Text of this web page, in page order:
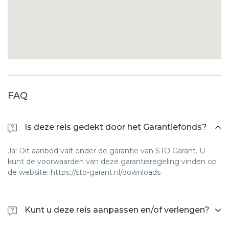
FAQ
Is deze reis gedekt door het Garantiefonds?
Ja! Dit aanbod valt onder de garantie van STO Garant. U
kunt de voorwaarden van deze garantieregeling vinden op
de website: https://sto-garant.nl/downloads
Kunt u deze reis aanpassen en/of verlengen?